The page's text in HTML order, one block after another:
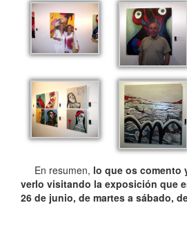
En resumen, lo que os comento
verlo visitando la exposición que
26 de junio, de martes a sábado,